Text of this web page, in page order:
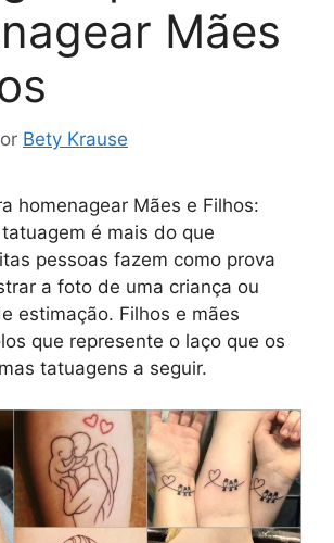
Mães
Bety Krause
homenagear Mães e Filhos:
é mais do que
pessoas fazem como prova
a foto de uma criança ou
estimação. Filhos e mães
que represente o laço que os
tatuagens a seguir.